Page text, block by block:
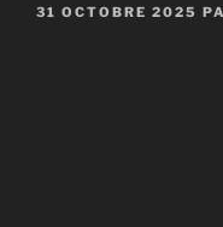
PUBLIÉ
31 OCTOBRE 2025